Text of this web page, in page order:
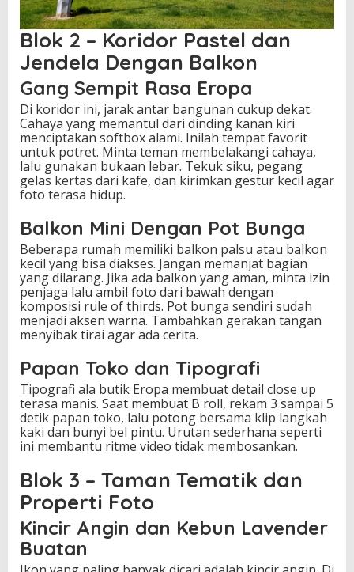
Blok 2 – Koridor Pastel dan
Jendela Dengan Balkon
Gang Sempit Rasa Eropa
Di koridor ini, jarak antar bangunan cukup dekat.
Cahaya yang memantul dari dinding kanan kiri
menciptakan softbox alami. Inilah tempat favorit
untuk potret. Minta teman membelakangi cahaya,
lalu gunakan bukaan lebar. Tekuk siku, pegang
gelas kertas dari kafe, dan kirimkan gestur kecil agar
foto terasa hidup.
Balkon Mini Dengan Pot Bunga
Beberapa rumah memiliki balkon palsu atau balkon
kecil yang bisa diakses. Jangan memanjat bagian
yang dilarang. Jika ada balkon yang aman, minta izin
penjaga lalu ambil foto dari bawah dengan
komposisi rule of thirds. Pot bunga sendiri sudah
menjadi aksen warna. Tambahkan gerakan tangan
menyibak tirai agar ada cerita.
Papan Toko dan Tipografi
Tipografi ala butik Eropa membuat detail close up
terasa manis. Saat membuat B roll, rekam 3 sampai 5
detik papan toko, lalu potong bersama klip langkah
kaki dan bunyi bel pintu. Urutan sederhana seperti
ini membantu ritme video tidak membosankan.
Blok 3 – Taman Tematik dan
Properti Foto
Kincir Angin dan Kebun Lavender
Buatan